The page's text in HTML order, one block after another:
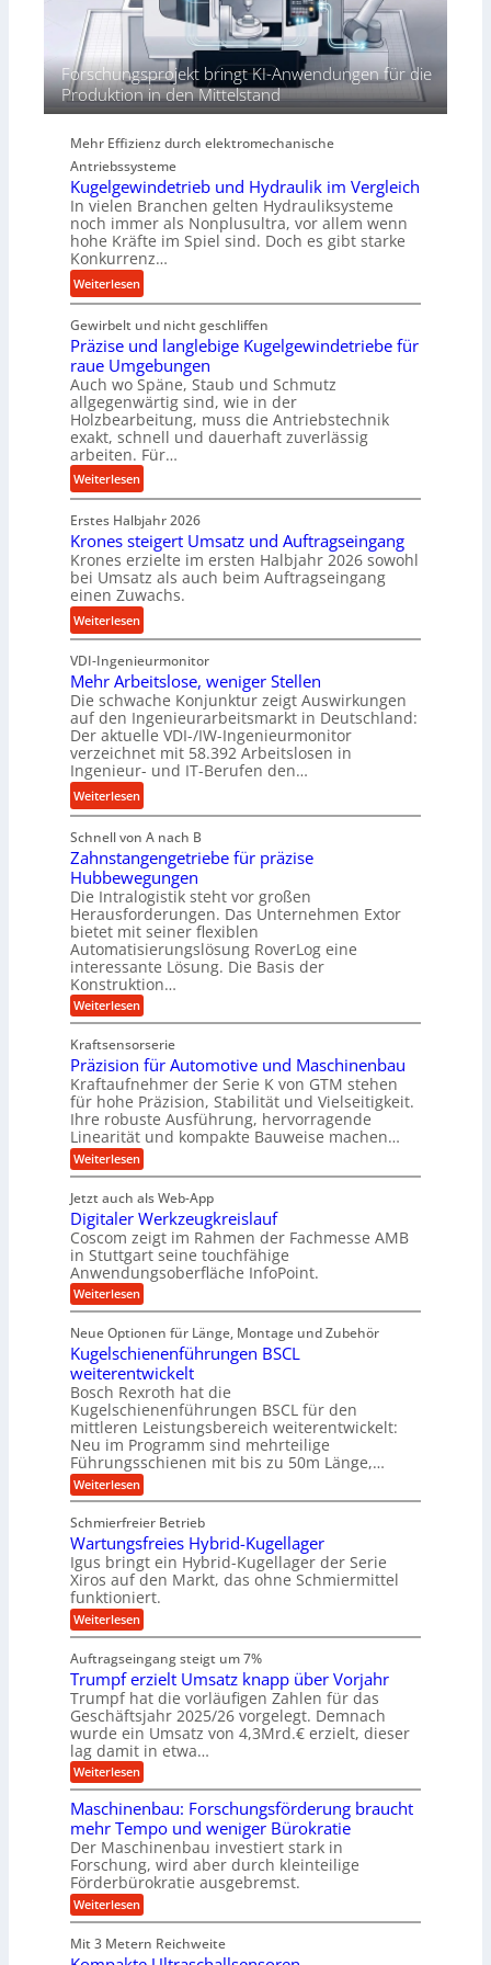
i
e
P
r
f
o
r
m
a
n
c
b
e
i
m
D
r
ü
c
k
p
r
o
z
e
s
Forschungsprojekt bringt KI-Anwendungen für die
Produktion in den Mittelstand
Mehr Effizienz durch elektromechanische
Antriebssysteme
Kugelgewindetrieb und Hydraulik im Vergleich
In vielen Branchen gelten Hydrauliksysteme
noch immer als Nonplusultra, vor allem wenn
hohe Kräfte im Spiel sind. Doch es gibt starke
Konkurrenz…
Weiterlesen:
K
u
g
e
l
g
e
w
i
n
e
r
i
b
u
n
d
H
y
d
r
a
l
i
k
i
m
V
e
r
g
e
c
h
Gewirbelt und nicht geschliffen
Präzise und langlebige Kugelgewindetriebe für
raue Umgebungen
Auch wo Späne, Staub und Schmutz
allgegenwärtig sind, wie in der
Holzbearbeitung, muss die Antriebstechnik
exakt, schnell und dauerhaft zuverlässig
arbeiten. Für…
Weiterlesen:
P
r
ä
z
i
s
e
u
n
d
l
a
n
g
e
b
i
g
e
K
u
g
e
l
g
e
w
i
n
d
e
t
i
e
b
e
f
ü
r
r
a
u
e
U
m
g
e
b
u
n
g
e
n
Erstes Halbjahr 2026
Krones steigert Umsatz und Auftragseingang
Krones erzielte im ersten Halbjahr 2026 sowohl
bei Umsatz als auch beim Auftragseingang
einen Zuwachs.
Weiterlesen:
K
r
o
n
e
s
s
t
e
g
e
r
t
U
m
s
a
t
u
n
d
A
u
f
t
r
a
g
s
e
i
g
a
n
g
VDI-Ingenieurmonitor
Mehr Arbeitslose, weniger Stellen
Die schwache Konjunktur zeigt Auswirkungen
auf den Ingenieurarbeitsmarkt in Deutschland:
Der aktuelle VDI-/IW-Ingenieurmonitor
verzeichnet mit 58.392 Arbeitslosen in
Ingenieur- und IT-Berufen den…
Weiterlesen:
M
e
h
r
A
r
b
e
i
t
s
l
o
s
e
,
w
e
n
i
g
e
r
S
t
e
l
l
e
n
Schnell von A nach B
Zahnstangengetriebe für präzise
Hubbewegungen
Die Intralogistik steht vor großen
Herausforderungen. Das Unternehmen Extor
bietet mit seiner flexiblen
Automatisierungslösung RoverLog eine
interessante Lösung. Die Basis der
Konstruktion…
Weiterlesen:
Z
h
n
s
t
a
n
g
e
n
e
t
r
i
e
b
e
f
r
p
r
ä
z
i
s
e
H
u
b
e
w
e
g
u
n
g
e
Kraftsensorserie
Präzision für Automotive und Maschinenbau
Kraftaufnehmer der Serie K von GTM stehen
für hohe Präzision, Stabilität und Vielseitigkeit.
Ihre robuste Ausführung, hervorragende
Linearität und kompakte Bauweise machen…
Weiterlesen:
P
ä
z
i
s
i
o
n
f
r
A
u
t
o
m
o
t
i
v
e
n
d
M
a
s
c
h
i
e
n
b
a
u
Jetzt auch als Web-App
Digitaler Werkzeugkreislauf
Coscom zeigt im Rahmen der Fachmesse AMB
in Stuttgart seine touchfähige
Anwendungsoberfläche InfoPoint.
Weiterlesen:
D
g
i
t
a
l
e
r
W
e
r
k
z
e
u
g
k
r
e
i
s
a
u
f
Neue Optionen für Länge, Montage und Zubehör
Kugelschienenführungen BSCL
weiterentwickelt
Bosch Rexroth hat die
Kugelschienenführungen BSCL für den
mittleren Leistungsbereich weiterentwickelt:
Neu im Programm sind mehrteilige
Führungsschienen mit bis zu 50m Länge,…
Weiterlesen:
K
g
e
l
s
c
h
i
e
e
n
f
ü
h
r
u
n
g
e
n
B
S
C
L
w
e
i
t
e
Schmierfreier Betrieb
Wartungsfreies Hybrid-Kugellager
Igus bringt ein Hybrid-Kugellager der Serie
Xiros auf den Markt, das ohne Schmiermittel
funktioniert.
Weiterlesen:
W
r
t
u
n
g
s
r
e
i
e
s
H
y
b
r
i
d
-
Auftragseingang steigt um 7%
Trumpf erzielt Umsatz knapp über Vorjahr
Trumpf hat die vorläufigen Zahlen für das
Geschäftsjahr 2025/26 vorgelegt. Demnach
wurde ein Umsatz von 4,3Mrd.€ erzielt, dieser
lag damit in etwa…
Weiterlesen:
T
u
m
p
f
e
r
z
i
e
Maschinenbau: Forschungsförderung braucht
mehr Tempo und weniger Bürokratie
Der Maschinenbau investiert stark in
Forschung, wird aber durch kleinteilige
Förderbürokratie ausgebremst.
Weiterlesen:
M
s
Mit 3 Metern Reichweite